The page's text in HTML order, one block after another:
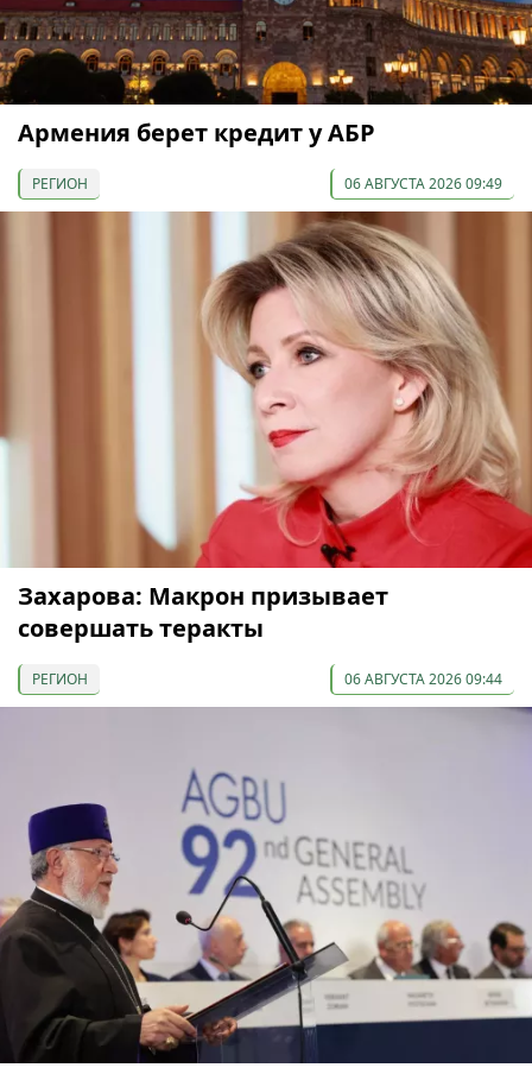
Армения берет кредит у АБР
РЕГИОН 06 АВГУСТА 2026 09:49
Захарова: Макрон призывает
совершать теракты
РЕГИОН 06 АВГУСТА 2026 09:44